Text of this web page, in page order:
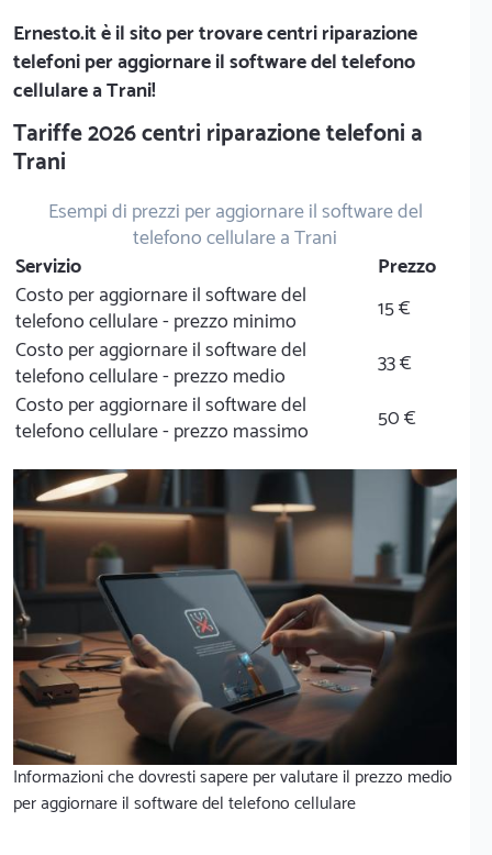
Ernesto.itè il sito per trovare centri riparazione
telefoni per aggiornare il software del telefono
cellulare a Trani!
Tariffe 2026 centri riparazione telefoni a
Trani
Esempi di prezzi per aggiornare il software del
telefono cellulare a Trani
Servizio
Prezzo
Costo per aggiornare il software del
telefono cellulare - prezzo minimo
15 €
Costo per aggiornare il software del
telefono cellulare - prezzo medio
33 €
Costo per aggiornare il software del
telefono cellulare - prezzo massimo
50 €
Informazioni che dovresti sapere per valutare il prezzo medio
per aggiornare il software del telefono cellulare